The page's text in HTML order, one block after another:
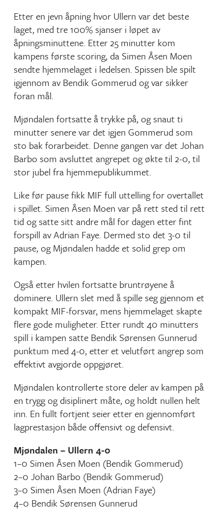
Etter en jevn åpning hvor Ullern var det beste
laget, med tre 100% sjanser i løpet av
åpningsminuttene. Etter 25 minutter kom
kampens første scoring, da Simen Åsen Moen
sendte hjemmelaget i ledelsen. Spissen ble spilt
igjennom av Bendik Gommerud og var sikker
foran mål.
Mjøndalen fortsatte å trykke på, og snaut ti
minutter senere var det igjen Gommerud som
sto bak forarbeidet. Denne gangen var det Johan
Barbo som avsluttet angrepet og økte til 2-0, til
stor jubel fra hjemmepublikummet.
Like før pause fikk MIF full uttelling for overtallet
i spillet. Simen Åsen Moen var på rett sted til rett
tid og satte sitt andre mål for dagen etter fint
forspill av Adrian Faye. Dermed sto det 3-0 til
pause, og Mjøndalen hadde et solid grep om
kampen.
Også etter hvilen fortsatte bruntrøyene å
dominere. Ullern slet med å spille seg gjennom et
kompakt MIF-forsvar, mens hjemmelaget skapte
flere gode muligheter. Etter rundt 40 minutters
spill i kampen satte Bendik Sørensen Gunnerud
punktum med 4-0, etter et velutført angrep som
effektivt avgjorde oppgjøret.
Mjøndalen kontrollerte store deler av kampen på
en trygg og disiplinert måte, og holdt nullen helt
inn. En fullt fortjent seier etter en gjennomført
lagprestasjon både offensivt og defensivt.
Mjøndalen – Ullern 4-0
1–0 Simen Åsen Moen (Bendik Gommerud)
2–0 Johan Barbo (Bendik Gommerud)
3–0 Simen Åsen Moen (Adrian Faye)
4–0 Bendik Sørensen Gunnerud